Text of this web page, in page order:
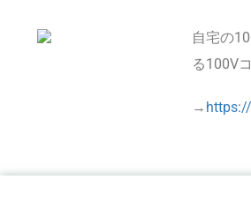
自宅の
る100V
→